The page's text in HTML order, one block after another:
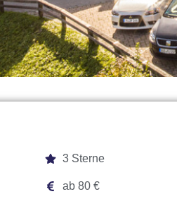
3 Sterne
ab 80 €